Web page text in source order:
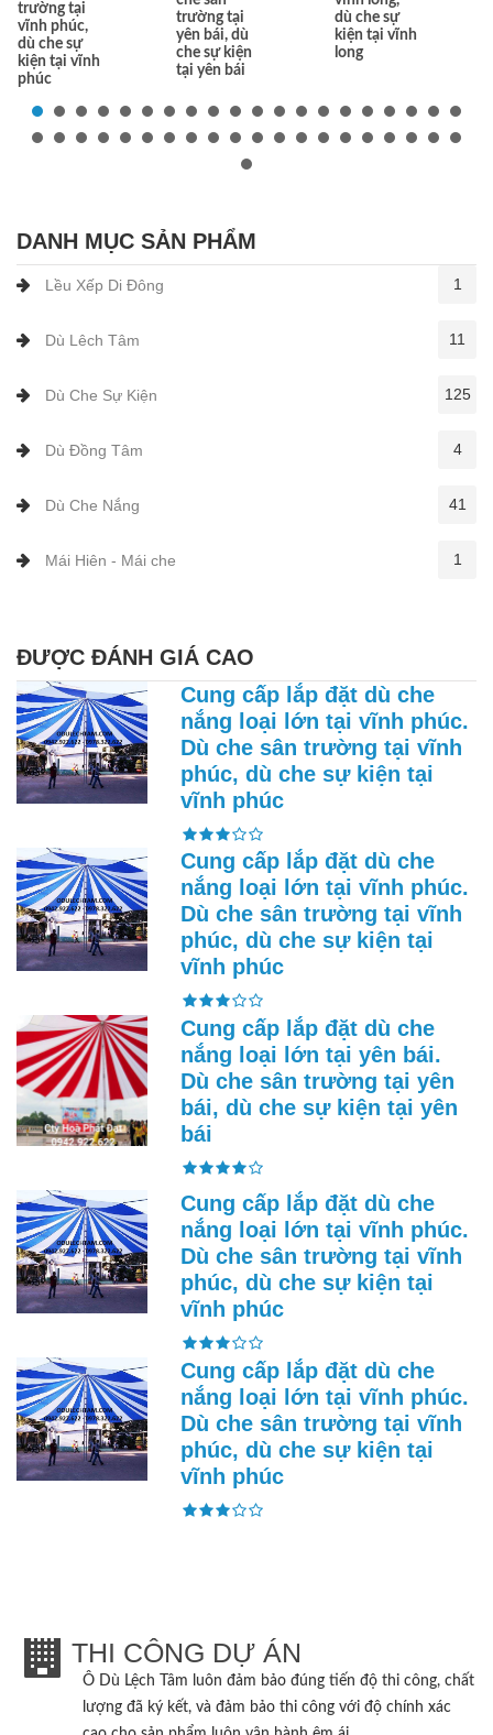
trường tại
vĩnh phúc,
dù che sự
kiện tại vĩnh
phúc
trường tại
yên bái, dù
che sự kiện
tại yên bái
dù che sự
kiện tại vĩnh
long
DANH MỤC SẢN PHẨM
Lều Xếp Di Đông 1
Dù Lêch Tâm 11
Dù Che Sự Kiện 125
Dù Đồng Tâm 4
Dù Che Nắng 41
Mái Hiên - Mái che 1
ĐƯỢC ĐÁNH GIÁ CAO
Cung cấp lắp đặt dù che
nắng loại lớn tại vĩnh phúc.
Dù che sân trường tại vĩnh
phúc, dù che sự kiện tại
vĩnh phúc
Cung cấp lắp đặt dù che
nắng loại lớn tại vĩnh phúc.
Dù che sân trường tại vĩnh
phúc, dù che sự kiện tại
vĩnh phúc
Cung cấp lắp đặt dù che
nắng loại lớn tại yên bái.
Dù che sân trường tại yên
bái, dù che sự kiện tại yên
bái
Cung cấp lắp đặt dù che
nắng loại lớn tại vĩnh phúc.
Dù che sân trường tại vĩnh
phúc, dù che sự kiện tại
vĩnh phúc
Cung cấp lắp đặt dù che
nắng loại lớn tại vĩnh phúc.
Dù che sân trường tại vĩnh
phúc, dù che sự kiện tại
vĩnh phúc
THI CÔNG DỰ ÁN
Ô Dù Lệch Tâm luôn đảm bảo đúng tiến độ thi công, chất
lượng đã ký kết, và đảm bảo thi công với độ chính xác